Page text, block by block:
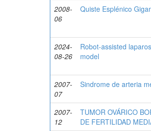
2008-
06
Quiste Esplénico
2024-
08-26
Robot-assisted
model
2007-
07
Sindrome de arteria
2007-
12
TUMOR OVÁRICO
DE FERTILIDAD